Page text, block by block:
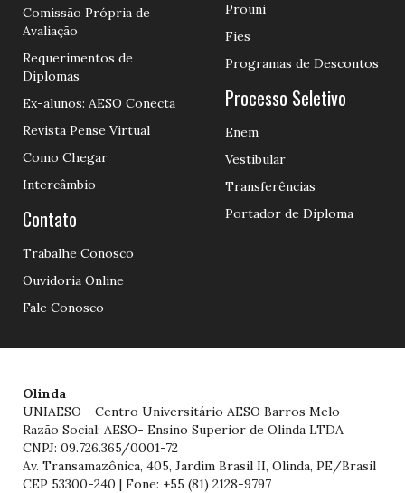
Comissão Própria de
Avaliação
Requerimentos de
Diplomas
Ex-alunos: AESO Conecta
Revista Pense Virtual
Como Chegar
Intercâmbio
Contato
Trabalhe Conosco
Ouvidoria Online
Fale Conosco
Prouni
Fies
Programas de Descontos
Processo Seletivo
Enem
Vestibular
Transferências
Portador de Diploma
Olinda
UNIAESO - Centro Universitário AESO Barros Melo
Razão Social: AESO- Ensino Superior de Olinda LTDA
CNPJ: 09.726.365/0001-72
Av. Transamazônica, 405, Jardim Brasil II, Olinda, PE/Brasil
CEP 53300-240 | Fone: +55 (81) 2128-9797